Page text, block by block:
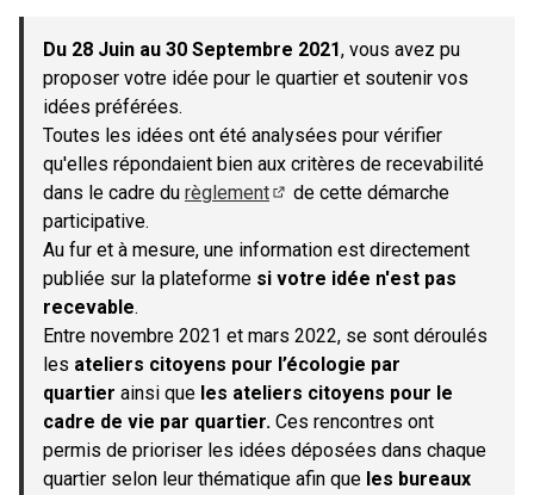
−
Du 28 Juin au 30 Septembre 2021, vous avez pu
proposer votre idée pour le quartier et soutenir vos
idées préférées.
Toutes les idées ont été analysées pour vérifier
qu'elles répondaient bien aux critères de recevabilité
dans le cadre du règlement
de cette démarche
participative.
Au fur et à mesure, une information est directement
publiée sur la plateforme si votre idée n'est pas
recevable.
Entre novembre 2021 et mars 2022, se sont déroulés
les ateliers citoyens pour l’écologie par
quartier ainsi que les ateliers citoyens pour le
cadre de vie par quartier. Ces rencontres ont
permis de prioriser les idées déposées dans chaque
quartier selon leur thématique afin que les bureaux